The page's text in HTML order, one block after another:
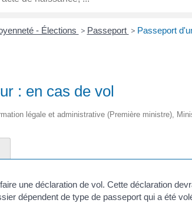
- Élections > Passeport > Passeport
: en cas de vol
légale et administrative (Première ministre),
une déclaration de vol. Cette déclaration
dépendent de type de passeport qui a été